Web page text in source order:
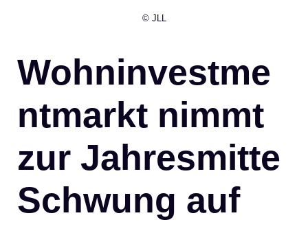
© JLL
Wohninvestme
ntmarkt nimmt
zur Jahresmitte
Schwung auf